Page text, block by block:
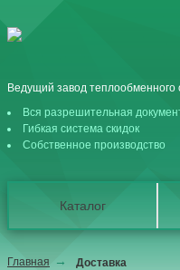
Ведущий завод
Вся разрешительная
Гибкая система скидок
Собственное производство
Каталог
Главная Доставка